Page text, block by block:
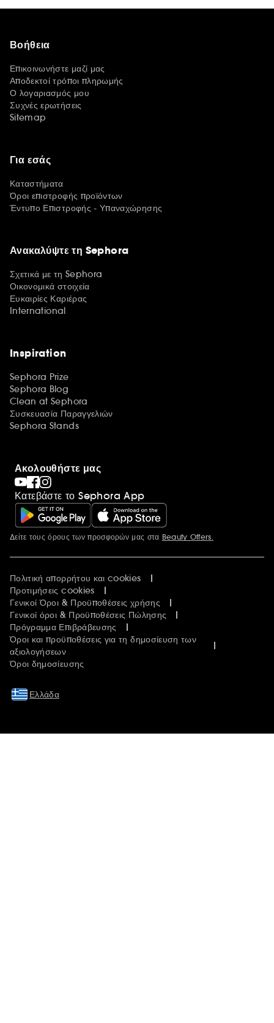
Βοήθεια
Επικοινωνήστε μαζί μας
Αποδεκτοί τρόποι πληρωμής
Ο λογαριασμός μου
Συχνές ερωτήσεις
Sitemap
Για εσάς
Καταστήματα
Όροι επιστροφής προϊόντων
Έντυπο Επιστροφής - Υπαναχώρησης
Ανακαλύψτε τη Sephora
Σχετικά με τη Sephora
Οικονομικά στοιχεία
Ευκαιρίες Καριέρας
International
Inspiration
Sephora Prize
Sephora Blog
Clean at Sephora
Συσκευασία Παραγγελιών
Sephora Stands
Ακολουθήστε μας
Κατεβάστε το Sephora App
Περισσότερες πληροφορίες
Δείτε τους όρους των προσφορών μας στα Beauty Offers.
Πολιτική απορρήτου και cookies
Προτιμήσεις cookies
Γενικοί Όροι & Προϋποθέσεις χρήσης
Γενικοί όροι & Προϋποθέσεις Πώλησης
Πρόγραμμα Επιβράβευσης
Όροι και προϋποθέσεις για τη δημοσίευση των
αξιολογήσεων
Όροι δημοσίευσης
Ελλάδα